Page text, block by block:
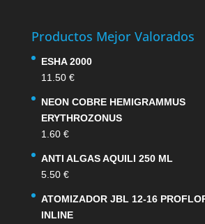
Productos Mejor Valorados
ESHA 2000
11.50 €
NEON COBRE HEMIGRAMMUS
ERYTHROZONUS
1.60 €
ANTI ALGAS AQUILI 250 ML
5.50 €
ATOMIZADOR JBL 12-16
INLINE